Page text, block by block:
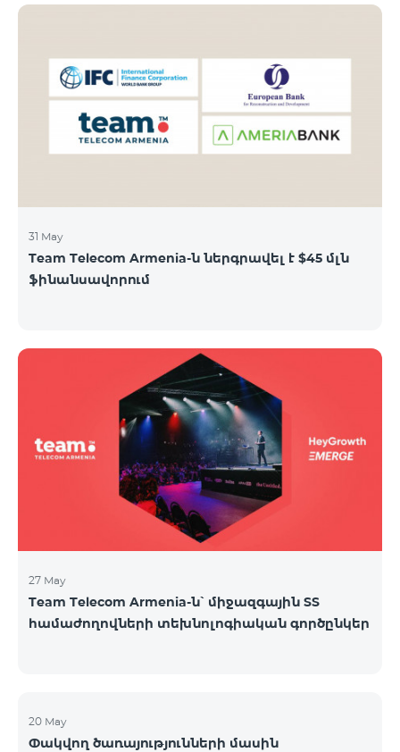
31 May
Team Telecom Armenia-ն ներգրավել է $45 մլն
ֆինանսավորում
27 May
Team Telecom Armenia-ն՝ միջազգային ՏՏ
համաժողովների տեխնոլոգիական գործընկեր
20 May
Փակվող ծառայությունների մասին